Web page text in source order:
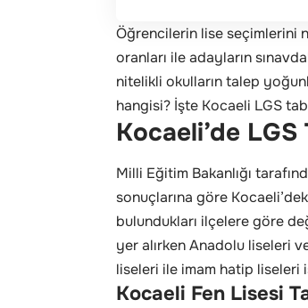
Öğrencilerin lise seçimlerini
oranları ile adayların
nitelikli okulların talep
hangisi? İşte Kocaeli LGS
Kocaeli’de
Milli Eğitim Bakanlığı
sonuçlarına göre
bulundukları ilçelere göre
yer alırken Anadolu liseleri
liseleri ile imam hatip
Kocaeli Fen Lisesi